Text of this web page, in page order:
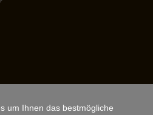
2026, ARS FANTASIO.
um Ihnen das bestmögliche